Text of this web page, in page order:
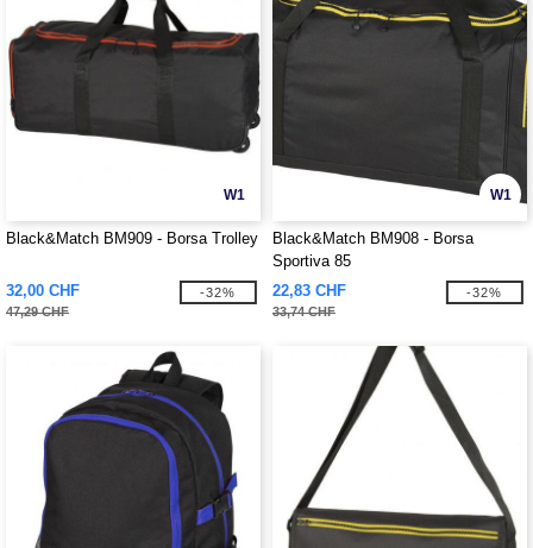
W1
Black&Match BM909 - Borsa Trolley
32,00 CHF
47,29 CHF
-32%
W1
Black&Match BM908 - Borsa
Sportiva 85
22,83 CHF
33,74 CHF
-32%